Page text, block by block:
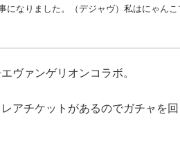
になりました。（デジャヴ）私はにゃん
ヴァンゲリオンコラボ。
アチケットがあるのでガチャを回